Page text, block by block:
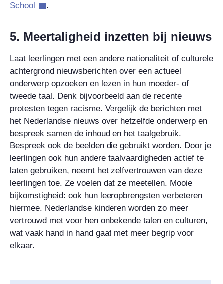
School
.
5. Meertaligheid inzetten bij nieuws
Laat leerlingen met een andere nationaliteit of culturele
achtergrond nieuwsberichten over een actueel
onderwerp opzoeken en lezen in hun moeder- of
tweede taal. Denk bijvoorbeeld aan de recente
protesten tegen racisme. Vergelijk de berichten met
het Nederlandse nieuws over hetzelfde onderwerp en
bespreek samen de inhoud en het taalgebruik.
Bespreek ook de beelden die gebruikt worden. Door je
leerlingen ook hun andere taalvaardigheden actief te
laten gebruiken, neemt het zelfvertrouwen van deze
leerlingen toe. Ze voelen dat ze meetellen. Mooie
bijkomstigheid: ook hun leeropbrengsten verbeteren
hiermee. Nederlandse kinderen worden zo meer
vertrouwd met voor hen onbekende talen en culturen,
wat vaak hand in hand gaat met meer begrip voor
elkaar.